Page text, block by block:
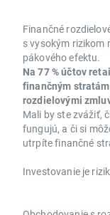
Finančné
s vysokým rizikom
pákového efektu.
Na 77 % účtov
finančným
rozdielovými
Mali by ste zvážiť,
fungujú, a či si
utrpíte finančné
Investovanie je